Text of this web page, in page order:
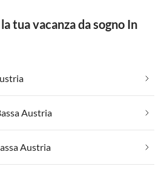
tua vacanza da sogno In
Austria
Austria